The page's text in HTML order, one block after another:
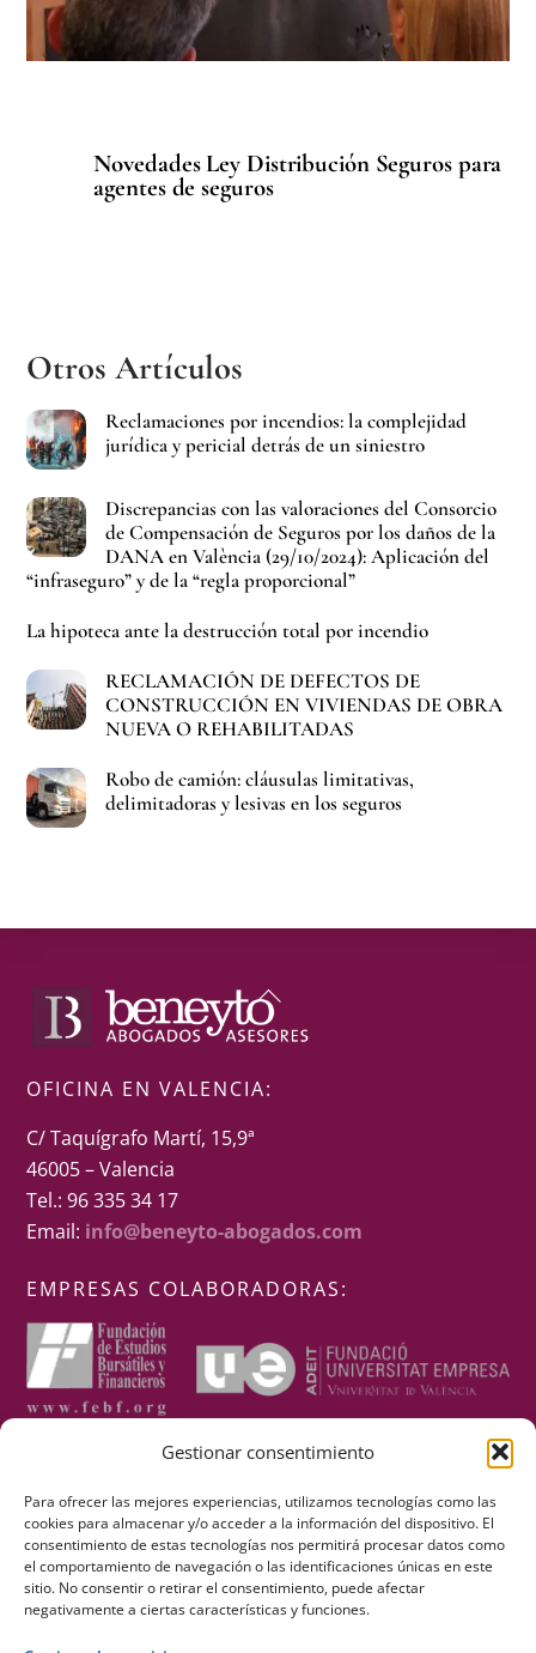
Gestionar consentimiento
Para ofrecer las mejores experiencias, utilizamos tecnologías como las
cookies para almacenar y/o acceder a la información del dispositivo. El
consentimiento de estas tecnologías nos permitirá procesar datos como
el comportamiento de navegación o las identificaciones únicas en este
sitio. No consentir o retirar el consentimiento, puede afectar
negativamente a ciertas características y funciones.
Novedades Ley Distribución Seguros para
agentes de seguros
Otros Artículos
Reclamaciones por incendios: la complejidad
jurídica y pericial detrás de un siniestro
Discrepancias con las valoraciones del Consorcio
de Compensación de Seguros por los daños de la
DANA en València (29/10/2024): Aplicación del
“infraseguro” y de la “regla proporcional”
La hipoteca ante la destrucción total por incendio
RECLAMACIÓN DE DEFECTOS DE
CONSTRUCCIÓN EN VIVIENDAS DE OBRA
NUEVA O REHABILITADAS
Robo de camión: cláusulas limitativas,
delimitadoras y lesivas en los seguros
Back
To
OFICINA EN VALENCIA:
C/ Taquígrafo Martí, 15,9ª
46005 – Valencia
Tel.: 96 335 34 17
Email: info@beneyto-abogados.com
EMPRESAS COLABORADORAS:
REDES SOCIALES